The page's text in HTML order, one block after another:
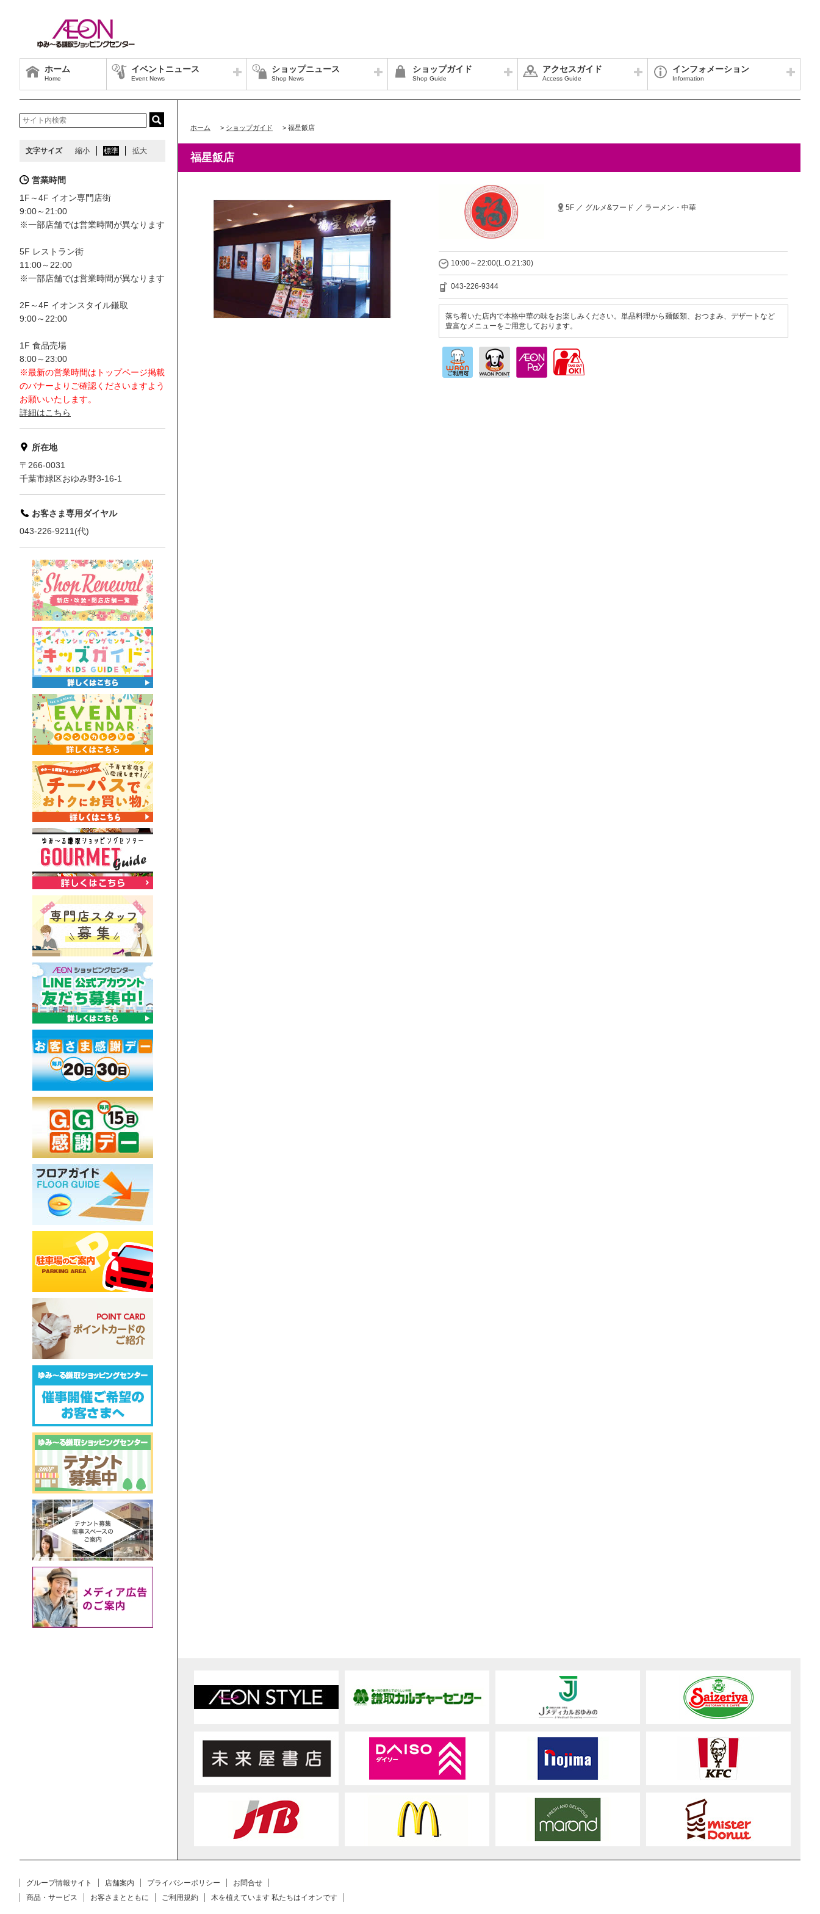
ホーム
Home
イベントニュース
Event News
ショップニュース
Shop News
ショップガイド
Shop Guide
アクセスガイド
Access Guide
インフォメーション
Information
ホーム > ショップガイド > 福星飯店
福星飯店
5F ／ グルメ&フード ／ ラーメン・中華
10:00～22:00(L.O.21:30)
043-226-9344
落ち着いた店内で本格中華の味をお楽しみください。単品料理から麺飯類、おつまみ、デザートなど
豊富なメニューをご用意しております。
文字サイズ 縮小 標準 拡大
営業時間
1F～4F イオン専門店街
9:00～21:00
※一部店舗では営業時間が異なります
5F レストラン街
11:00～22:00
※一部店舗では営業時間が異なります
2F～4F イオンスタイル鎌取
9:00～22:00
1F 食品売場
8:00～23:00
※最新の営業時間はトップページ掲載
のバナーよりご確認くださいますよう
お願いいたします。
詳細はこちら
所在地
〒266-0031
千葉市緑区おゆみ野3-16-1
お客さま専用ダイヤル
043-226-9211(代)
グループ情報サイト 店舗案内 プライバシーポリシー
お問合せ
商品・サービス
お客さまとともに ご利用規約 木を植えています 私たちはイオンです